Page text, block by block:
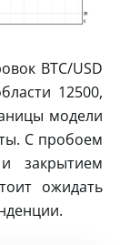
BTC/USD
12500,
модели
С пробоем
закрытием
ожидать